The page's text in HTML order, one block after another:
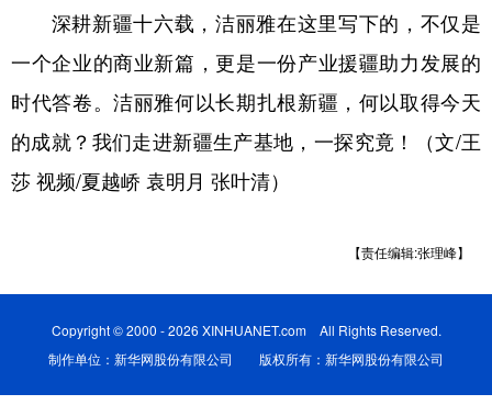
广东 广西 海南 重庆
四川 贵州 云南 西藏
陕西 甘肃
English Español Français عربى
深耕新疆十六载，洁丽雅在这里写下的，不仅是
一个企业的商业新篇，更是一份产业援疆助力发展的
时代答卷。洁丽雅何以长期扎根新疆，何以取得今天
的成就？我们走进新疆生产基地，一探究竟！（文/王
莎 视频/夏越峤 袁明月 张叶清）
【责任编辑:张理峰】
Copyright © 2000 - 2026 XINHUANET.com All Rights Reserved.
制作单位：新华网股份有限公司 版权所有：新华网股份有限公司